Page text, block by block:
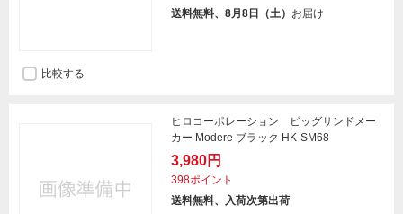
送料無料、8月8日（土） お届け
比較する
ヒロコーポレーション ビッグサンドメー
カー Modere ブラック HK-SM68
3,980円
398ポイント
送料無料、入荷次第出荷